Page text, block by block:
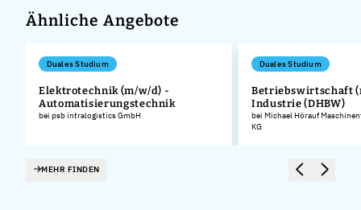
Ähnliche Angebote
Duales Studium
Elektrotechnik (m/w/d) -
Automatisierungstechnik
bei psb intralogistics GmbH
Duales Studium
Betriebswirtschaft
Industrie (DHBW)
bei Michael Hörauf
KG
MEHR FINDEN